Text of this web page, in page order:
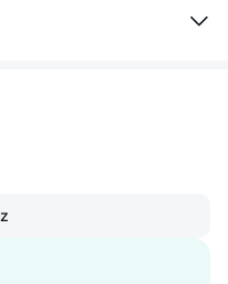
qoz yağı qismən dəriyə